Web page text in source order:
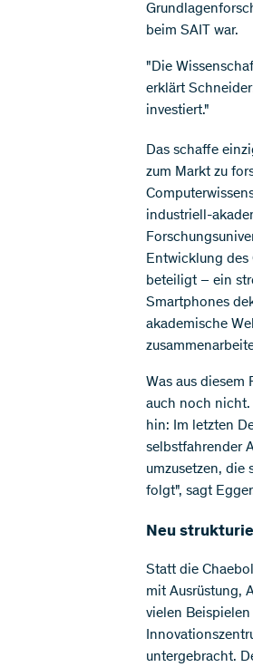
beim SAIT war.
"Die
erklärt
investiert."
Das schaffe
zum Markt zu
industriell-
Entwicklung des
beteiligt – ein
Smartphones
akademische
Was aus diesem
auch noch nicht.
hin: Im letzten
selbstfahrender
umzusetzen, die
folgt", sagt
Neu
Statt die
mit Ausrüstung,
vielen
untergebracht.